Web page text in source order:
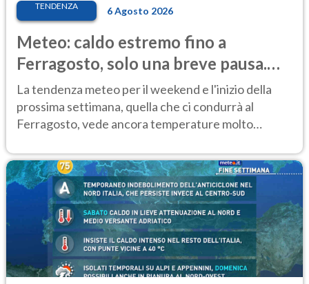
TENDENZA 6 Agosto 2026
Meteo: caldo estremo fino a
Ferragosto, solo una breve pausa.
Ecco dove
La tendenza meteo per il weekend e l'inizio della
prossima settimana, quella che ci condurrà al
Ferragosto, vede ancora temperature molto